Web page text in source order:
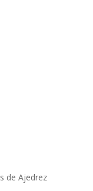
de Ajedrez